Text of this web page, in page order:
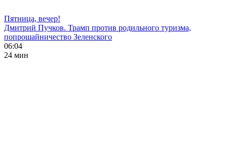
Пятница, вечер!
Дмитрий Пучков. Трамп против родильного туризма,
попрошайничество Зеленского
06:04
24 мин